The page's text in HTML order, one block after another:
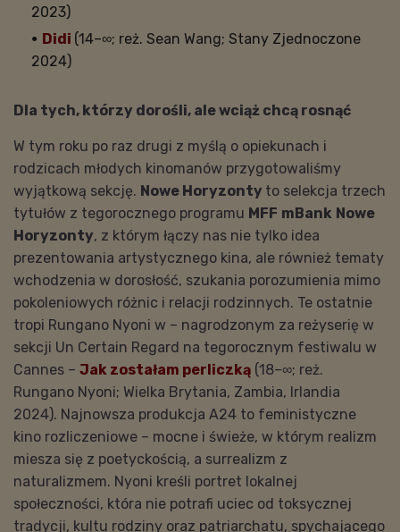
2023)
Didi (14–∞; reż. Sean Wang; Stany Zjednoczone
2024)
Dla tych, którzy dorośli, ale wciąż chcą rosnąć
W tym roku po raz drugi z myślą o opiekunach i
rodzicach młodych kinomanów przygotowaliśmy
wyjątkową sekcję. Nowe Horyzonty to selekcja trzech
tytułów z tegorocznego programu MFF mBank Nowe
Horyzonty, z którym łączy nas nie tylko idea
prezentowania artystycznego kina, ale również tematy
wchodzenia w dorosłość, szukania porozumienia mimo
pokoleniowych różnic i relacji rodzinnych. Te ostatnie
tropi Rungano Nyoni w – nagrodzonym za reżyserię w
sekcji Un Certain Regard na tegorocznym festiwalu w
Cannes – Jak zostałam perliczką (18–∞; reż.
Rungano Nyoni; Wielka Brytania, Zambia, Irlandia
2024). Najnowsza produkcja A24 to feministyczne
kino rozliczeniowe – mocne i świeże, w którym realizm
miesza się z poetyckością, a surrealizm z
naturalizmem. Nyoni kreśli portret lokalnej
społeczności, która nie potrafi uciec od toksycznej
tradycji, kultu rodziny oraz patriarchatu, spychającego